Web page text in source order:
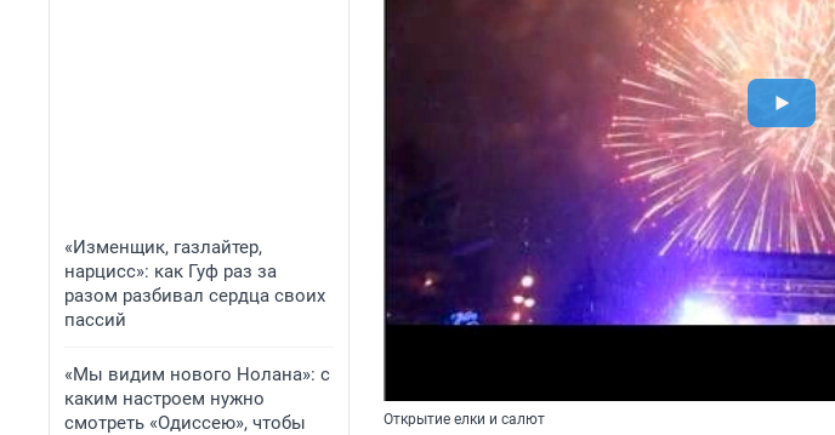
«Изменщик, газлайтер,
нарцисс»: как Гуф раз за
разом разбивал сердца своих
пассий
«Мы видим нового Нолана»: с
каким настроем нужно
смотреть «Одиссею», чтобы
Открытие елки и салют